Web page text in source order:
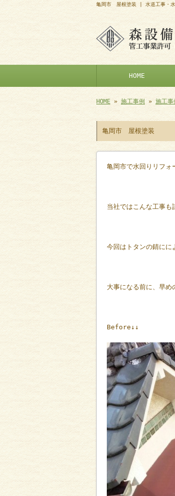
亀岡市 屋根塗装 | 水道工事・水
HOME
HOME»施工事例 » 施工事
亀岡市 屋根塗装
亀岡市で水回りリフォ
当社ではこんな工事も
今回はトタンの錆にに
大事になる前に、早め
Before↓↓